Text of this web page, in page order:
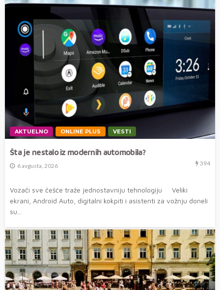
AKTUELNO ONLINE PLUS VESTI
Šta je nestalo iz modernih automobila?
6 avgusta, 2026 394
Vozači sve češće traže jednostavniju tehnologiju Veliki
ekrani, Android Auto, digitalni kokpiti i asistenti za vožnju doneli
su...